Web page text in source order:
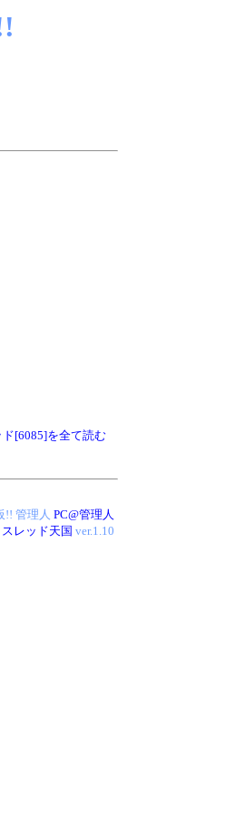
ド[6085]を全て読む
!! 管理人 PC@管理人
スレッド天国 ver.1.10